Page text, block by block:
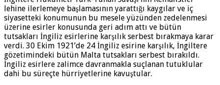
lehine ilerlemeye başlamasının yarattığı kaygılar ve iç
siyasetteki konumunun bu mesele yüzünden zedelenmesi
üzerine esirler konusunda geri adım attı ve bütün
tutsakları İngiliz esirlerine karşılık serbest bırakmaya karar
verdi. 30 Ekim 1921’de 24 İngiliz esirine karşılık, İngiltere
gözetimindeki bütün Malta tutsakları serbest bırakıldı.
İngiliz esirlere zalimce davranmakla suçlanan tutuklular
dahi bu süreçte hürriyetlerine kavuştular.